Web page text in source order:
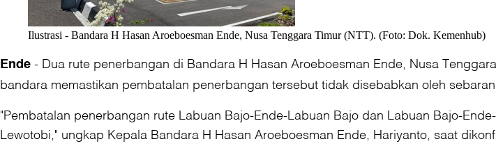
Ilustrasi - Bandara H Hasan Aroeboesman Ende, Nusa Tenggara Timur (NTT). (Foto: Dok. Kemenhub)
Ende- Dua rute penerbangan di Bandara H Hasan Aroeboesman Ende, Nusa
bandara memastikan pembatalan penerbangan tersebut tidak disebabkan oleh
"Pembatalan penerbangan rute Labuan Bajo-Ende-Labuan Bajo dan Labuan Bajo-
Lewotobi," ungkap Kepala Bandara H Hasan Aroeboesman Ende, Hariyanto, saat